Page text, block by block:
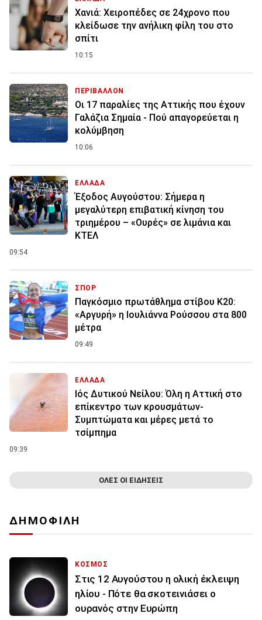
Χανιά: Χειροπέδες σε 24χρονο που
κλείδωσε την ανήλικη φίλη του στο
σπίτι
10:15
ΠΕΡΙΒΑΛΛΟΝ
Οι 17 παραλίες της Αττικής που έχουν
Γαλάζια Σημαία - Πού απαγορεύεται η
κολύμβηση
10:06
ΕΛΛΑΔΑ
Έξοδος Αυγούστου: Σήμερα η
μεγαλύτερη επιβατική κίνηση του
τριημέρου – «Ουρές» σε λιμάνια και
ΚΤΕΛ
09:54
ΣΠΟΡ
Παγκόσμιο πρωτάθλημα στίβου Κ20:
«Αργυρή» η Ιουλιάννα Ρούσσου στα 800
μέτρα
09:49
ΕΛΛΑΔΑ
Ιός Δυτικού Νείλου: Όλη η Αττική στο
επίκεντρο των κρουσμάτων-
Συμπτώματα και μέρες μετά το
τσίμπημα
09:39
ΟΛΕΣ ΟΙ ΕΙΔΗΣΕΙΣ
ΔΗΜΟΦΙΛΗ
ΚΟΣΜΟΣ
Στις 12 Αυγούστου η ολική έκλειψη
ηλίου - Πότε θα σκοτεινιάσει ο
ουρανός στην Ευρώπη